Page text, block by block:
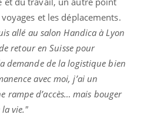
et les déplacements.
allé au salon Handica à Lyon
retour en Suisse pour
demande de la logistique bien
avec moi, j’ai un
rampe d’accès… mais bouger
la vie."